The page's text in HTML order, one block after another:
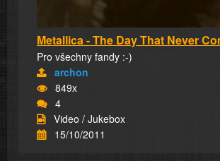
Metallica - The Day That Never
Pro všechny fandy :-)
archon
849x
4
Video / Jukebox
15/10/2011